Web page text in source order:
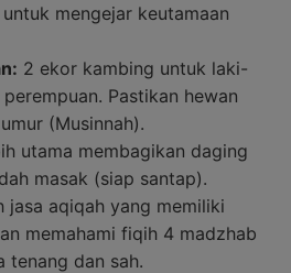
mengejar keutamaan
2 ekor kambing untuk laki-
Pastikan hewan
(Musinnah).
utama membagikan daging
masak (siap santap).
jasa aqiqah yang memiliki
memahami fiqih 4 madzhab
tenang dan sah.